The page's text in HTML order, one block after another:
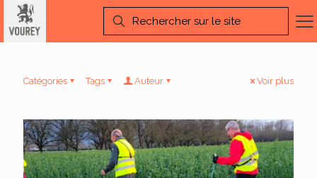
Catégories Tags Auteur Voir plus